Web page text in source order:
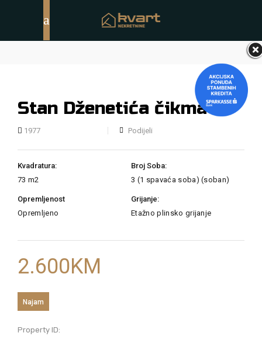
Stan Dženetića čikma
1977 Podijeli
Kvadratura:
73 m2
Broj Soba:
3 (1 spavaća soba) (soban)
Opremljenost
Opremljeno
Grijanje:
Etažno plinsko grijanje
2.600KM
Najam
Property ID: